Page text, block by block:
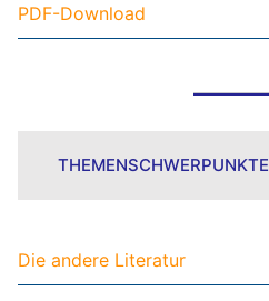
PDF-Download
THEMENSCHWERPUNKTE
Die andere Literatur